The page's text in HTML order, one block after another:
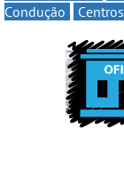
Condução